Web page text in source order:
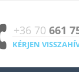
+36 70661
KÉRJEN